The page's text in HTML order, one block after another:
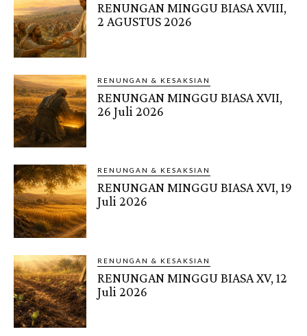
RENUNGAN MINGGU BIASA XVIII,
2 AGUSTUS 2026
RENUNGAN & KESAKSIAN
RENUNGAN MINGGU BIASA XVII,
26 Juli 2026
RENUNGAN & KESAKSIAN
RENUNGAN MINGGU BIASA XVI, 19
Juli 2026
RENUNGAN & KESAKSIAN
RENUNGAN MINGGU BIASA XV, 12
Juli 2026